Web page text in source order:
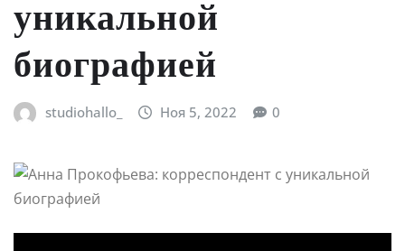
уникальной
биографией
studiohallo_ Ноя 5, 2022 0